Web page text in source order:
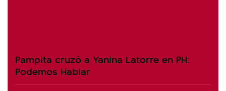
Pampita cruzó a Yanina Latorre en PH:
Podemos Hablar